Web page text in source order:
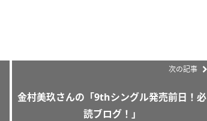
次の記事
金村美玖さんの「9thシングル発売前日！必
読ブログ！」